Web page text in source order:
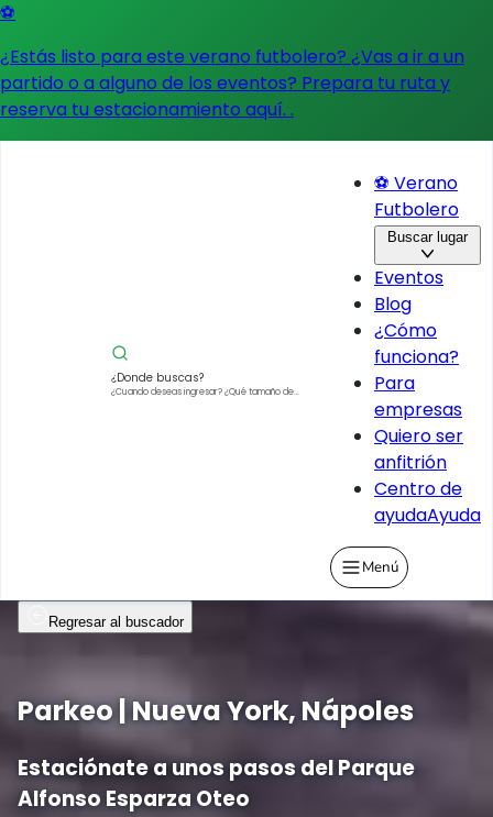
⚽
¿Estás listo para este verano futbolero? ¿Vas a ir a un
partido o a alguno de los eventos? Prepara tu ruta y
reserva tu estacionamiento aquí. .
¿Donde buscas?
¿Cuando deseas ingresar?¿Qué tamaño de
⚽ Verano
Futbolero
Buscar lugar
Eventos
Blog
¿Cómo
funciona?
Para
empresas
Quiero ser
anfitrión
Centro de
ayudaAyuda
Menú
Regresar al buscador
Parkeo | Nueva York, Nápoles
Estaciónate a unos pasos del Parque
Alfonso Esparza Oteo